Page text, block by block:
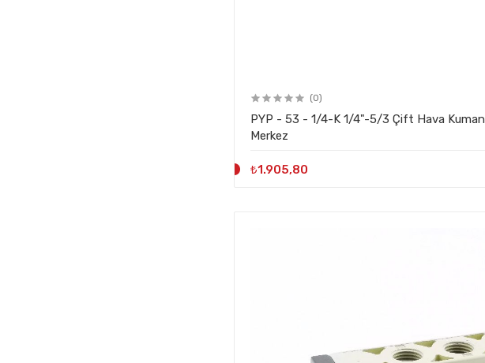
(0)
PYP - 53 - 1/4-K 1/4"-5/3 Çift Hava Kumandalı, 3 Konulu Kapalı
Merkez
₺1.905,80